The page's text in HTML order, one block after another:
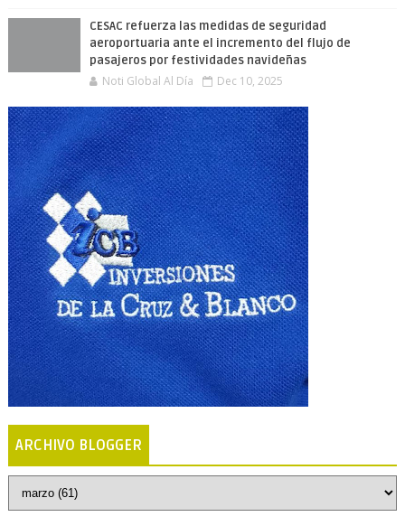
CESAC refuerza las medidas de seguridad
aeroportuaria ante el incremento del flujo de
pasajeros por festividades navideñas
Noti Global Al Día Dec 10, 2025
ARCHIVO BLOGGER